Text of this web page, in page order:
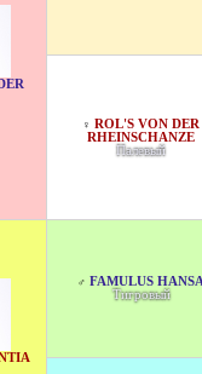
♀ ROL'S VON DER
RHEINSCHANZE
Палевый
♂ FAMULUS
Тигровый